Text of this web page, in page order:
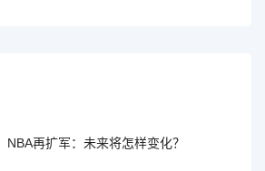
NBA再扩军：未来将怎样变化？